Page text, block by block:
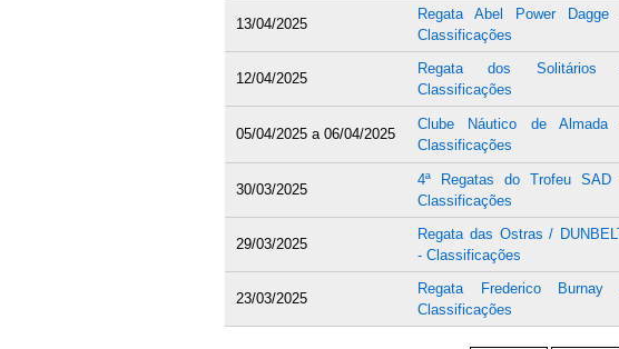
13/04/2025
Regata Abel Power Dagge
Classificações
12/04/2025
Regata dos Solitários
Classificações
05/04/2025 a 06/04/2025
Clube Náutico de Almada
Classificações
30/03/2025
4ª Regatas do Trofeu SAD
Classificações
29/03/2025
Regata das Ostras /
- Classificações
23/03/2025
Regata Frederico Burnay
Classificações